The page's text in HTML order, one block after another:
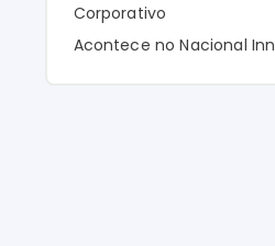
Corporativo
Acontece no Nacional Inn